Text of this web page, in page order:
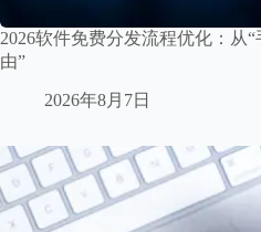
2026软件免费分发流程优化：从
由”
2026年8月7日